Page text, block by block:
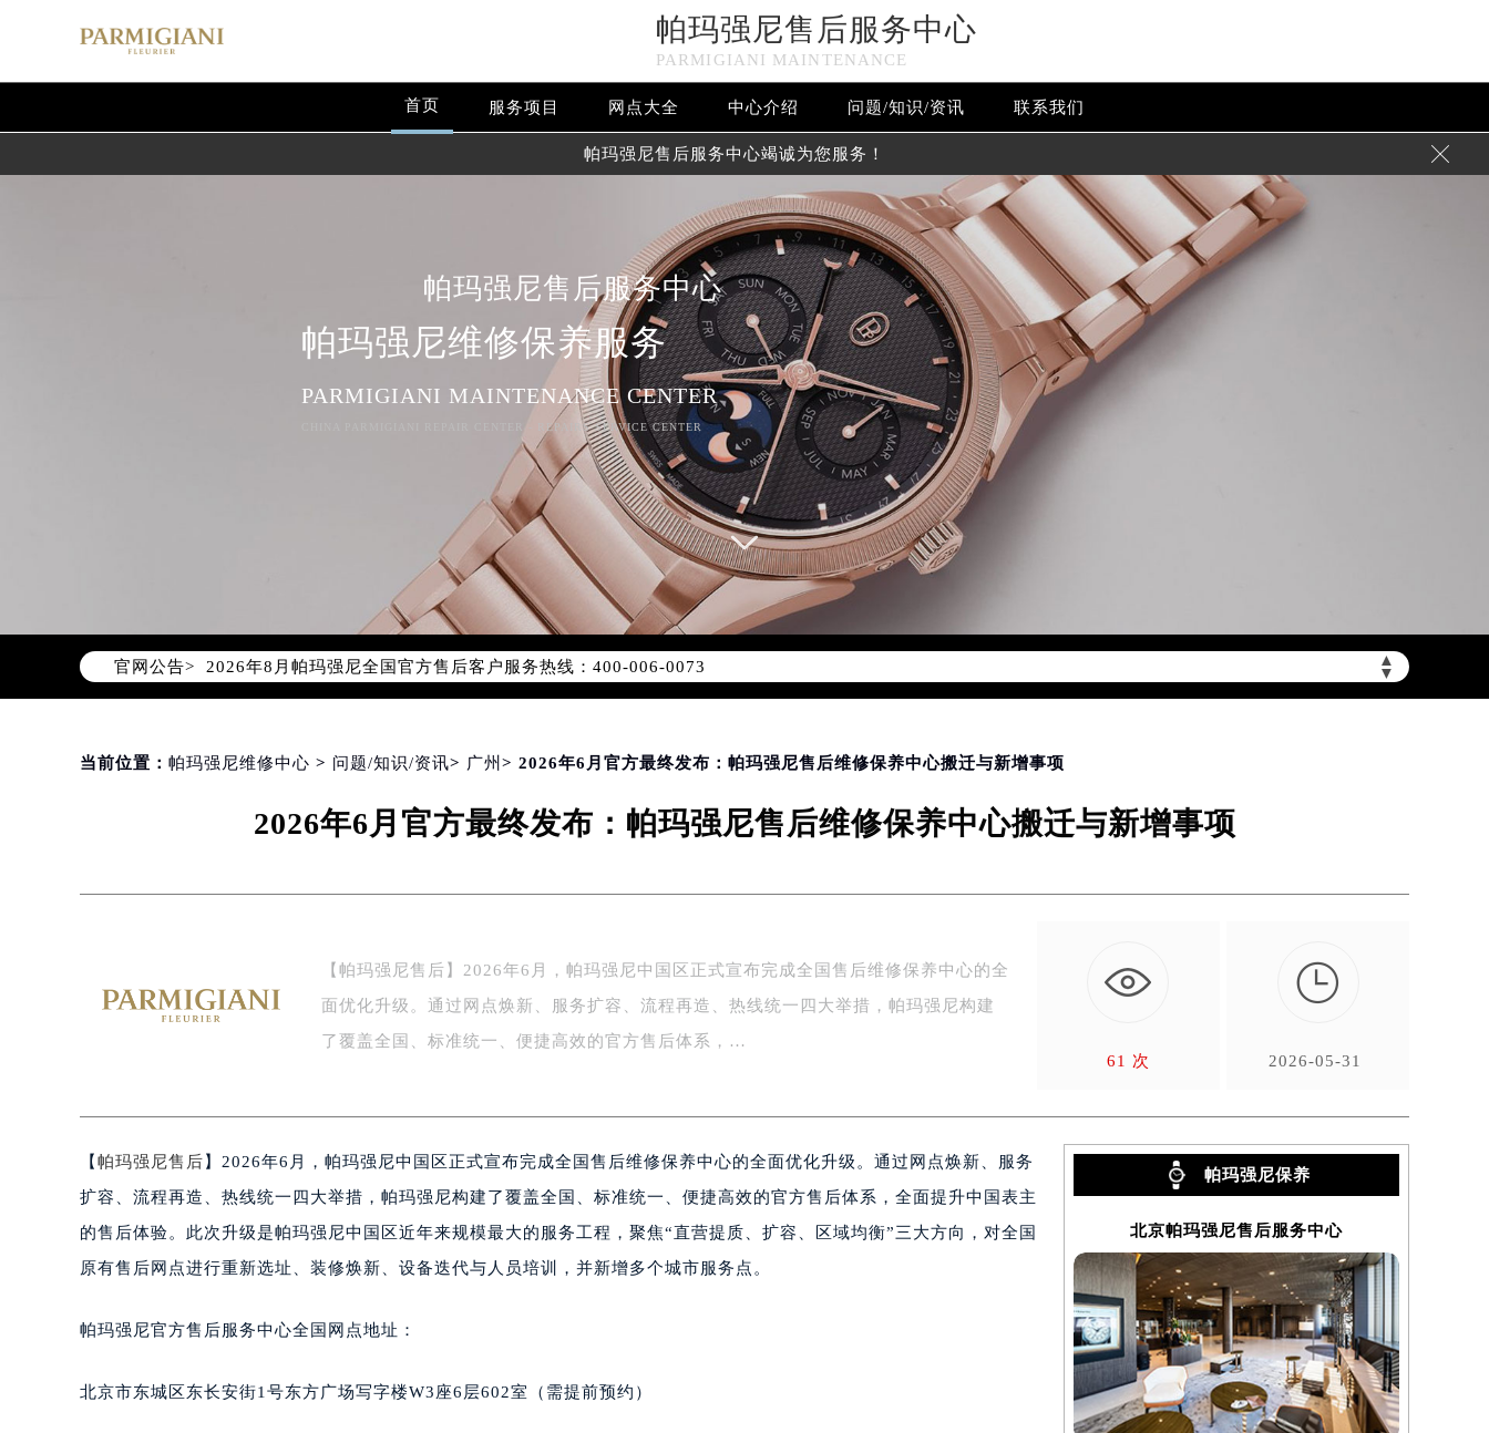
帕玛强尼售后服务中心
PARMIGIANI MAINTENANCE
首页 服务项目 网点大全 中心介绍 问题/知识/资讯 联系我们
帕玛强尼售后服务中心竭诚为您服务！ 
帕玛强尼售后服务中心
帕玛强尼维修保养服务
PARMIGIANI MAINTENANCE CENTER
CHINA PARMIGIANI REPAIR CENTER - REPAIRS SERVICE CENTER
官网公告> ▲
▼
2026年8月帕玛强尼中国区售后服务网络优化升级公告
2026年8月帕玛强尼全国官方售后客户服务热线：400-006-0073
帕玛强尼官方全国统一服务热线400-006-0073，服务覆盖中国大陆、香港、澳门、台湾全部区域（非大陆需加拨“+86”）
2026年8月帕玛强尼售后服务中心最新网点地址：
北京市东城区东长安街1号东方广场写字楼W3座6层602室（需提前预约）
上海市徐汇区虹桥路3号港汇中心写字楼2座37层3705室（需提前预约）
扬州市邗江区国展路29号星耀天地写字楼1号楼18层1803室（需提前预约）
盐城市盐都区世纪大道5号盐城金融城写字楼1号楼16层1604室（需提前预约）
泰州市海陵区永定东路399号置地商务中心东塔写字楼（华润万象城）17层1706室（需提前预约）
绍兴市越城区胜利东路379号世茂天际中心写字楼8层805室（需提前预约）
嘉兴市南湖区广益路705号嘉兴世界贸易中心写字楼A座13层1304室（需提前预约）
南昌市红谷滩新区红谷中大道998号绿地双子塔（中央广场）A1座办公楼14层07室（需提前预约）
济南市历下区经十路11111号华润中心写字楼（万象城）15层1508室（需提前预约）
广州市越秀区环市东路371-375号世界贸易中心大厦南塔写字楼15层07室（需提前预约）
惠州市惠城区江北文昌一路7号华贸大厦写字楼1座30层05室（需提前预约）
当前位置： 帕玛强尼维修中心 > 问题/知识/资讯> 广州 > 2026年6月官方最终发布：帕玛强尼售后维修保养中心搬迁与新增事项
2026年6月官方最终发布：帕玛强尼售后维修保养中心搬迁与新增事项
【帕玛强尼售后】2026年6月，帕玛强尼中国区正式宣布完成全国售后维修保养中心的全
面优化升级。通过网点焕新、服务扩容、流程再造、热线统一四大举措，帕玛强尼构建
了覆盖全国、标准统一、便捷高效的官方售后体系，…
61 次

2026-05-31
【 帕玛强尼售后 】2026年6月，帕玛强尼中国区正式宣布完成全国售后维修保养中心的全面优化升级。通过网点焕新、服务
扩容、流程再造、热线统一四大举措，帕玛强尼构建了覆盖全国、标准统一、便捷高效的官方售后体系，全面提升中国表主
的售后体验。此次升级是帕玛强尼中国区近年来规模最大的服务工程，聚焦“直营提质、扩容、区域均衡”三大方向，对全国
原有售后网点进行重新选址、装修焕新、设备迭代与人员培训，并新增多个城市服务点。
帕玛强尼官方售后服务中心全国网点地址：
北京市东城区东长安街1号东方广场写字楼W3座6层602室（需提前预约）
帕玛强尼保养
北京帕玛强尼售后服务中心